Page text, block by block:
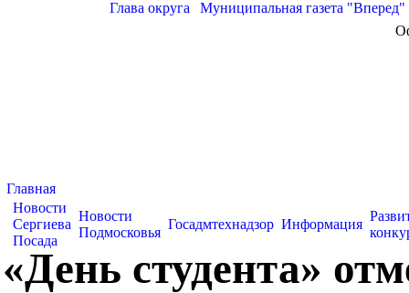
Глава округа Муниципальная газета "Вперед"
Главная
Новости
Сергиева
Посада
Новости
Подмосковья
Госадмтехнадзор Информация
«День студента»